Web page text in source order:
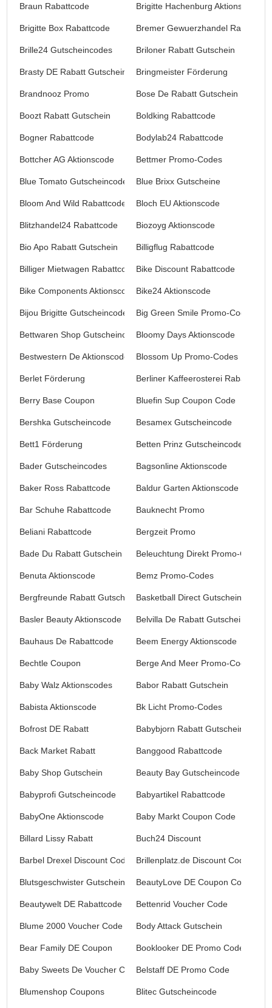
Braun Rabattcode Brigitte Hachenburg Aktionscode
Brigitte Box Rabattcode Bremer Gewuerzhandel
Brille24 Gutscheincodes Briloner Rabatt Gutschein
Brasty DE Rabatt Gutschein Bringmeister Förderung
Brandnooz Promo Bose De Rabatt Gutschein
Boozt Rabatt Gutschein Boldking Rabattcode
Bogner Rabattcode Bodylab24 Rabattcode
Bottcher AG Aktionscode Bettmer Promo-Codes
Blue Tomato Gutscheincode Blue Brixx Gutscheine
Bloom And Wild Rabattcode Bloch EU Aktionscode
Blitzhandel24 Rabattcode Biozoyg Aktionscode
Bio Apo Rabatt Gutschein Billigflug Rabattcode
Billiger Mietwagen Rabattcode Bike Discount Rabattcode
Bike Components Aktionscode Bike24 Aktionscode
Bijou Brigitte Gutscheincode Big Green Smile Promo-Codes
Bettwaren Shop GutscheincodesBloomy Days Aktionscode
Bestwestern De Aktionscode Blossom Up Promo-Codes
Berlet Förderung Berliner Kaffeerosterei Rabattcode
Berry Base Coupon Bluefin Sup Coupon Code
Bershka Gutscheincode Besamex Gutscheincode
Bett1 Förderung Betten Prinz Gutscheincodes
Bader Gutscheincodes Bagsonline Aktionscode
Baker Ross Rabattcode Baldur Garten Aktionscode
Bar Schuhe Rabattcode Bauknecht Promo
Beliani Rabattcode Bergzeit Promo
Bade Du Rabatt Gutschein Beleuchtung Direkt Promo-Codes
Benuta Aktionscode Bemz Promo-Codes
Bergfreunde Rabatt GutscheinBasketball Direct Gutscheincode
Basler Beauty Aktionscode Belvilla De Rabatt Gutschein
Bauhaus De Rabattcode Beem Energy Aktionscode
Bechtle Coupon Berge And Meer Promo-Codes
Baby Walz Aktionscodes Babor Rabatt Gutschein
Babista Aktionscode Bk Licht Promo-Codes
Bofrost DE Rabatt Babybjorn Rabatt Gutschein
Back Market Rabatt Banggood Rabattcode
Baby Shop Gutschein Beauty Bay Gutscheincode
Babyprofi Gutscheincode Babyartikel Rabattcode
BabyOne Aktionscode Baby Markt Coupon Code
Billard Lissy Rabatt Buch24 Discount
Barbel Drexel Discount Code Brillenplatz.de Discount Code
Blutsgeschwister Gutschein BeautyLove DE Coupon Code
Beautywelt DE Rabattcode Bettenrid Voucher Code
Blume 2000 Voucher Code Body Attack Gutschein
Bear Family DE Coupon Booklooker DE Promo Code
Baby Sweets De Voucher CodeBelstaff DE Promo Code
Blumenshop Coupons Blitec Gutscheincode